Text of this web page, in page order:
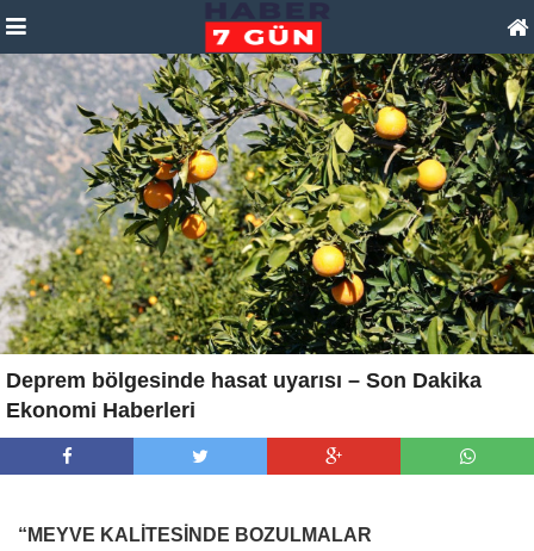
Deprem bölgesinde hasat uyarısı – Son Dakika
Ekonomi Haberleri
“MEYVE KALİTESİNDE BOZULMALAR